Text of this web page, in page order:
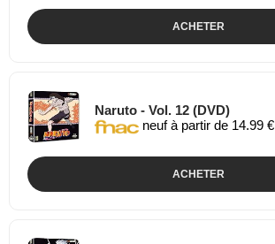
ACHETER
Naruto - Vol. 12 (DVD)
neuf à partir de 14.99 €
ACHETER